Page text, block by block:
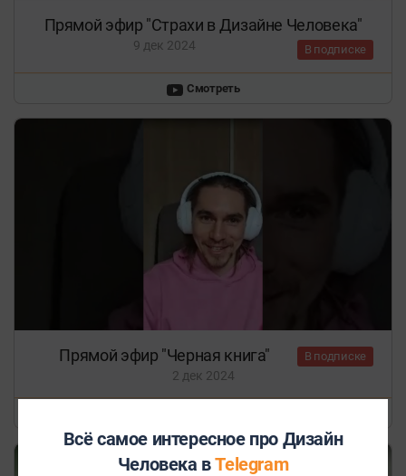
Прямой эфир "Страхи в Дизайне Человека"
В подписке
9 дек 2024
Смотреть
Прямой эфир "Черная книга" В подписке
2 дек 2024
Всё самое интересное про Дизайн
Человека вTelegram